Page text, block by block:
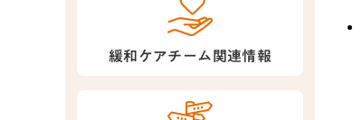
緩和ケアチーム関連情報